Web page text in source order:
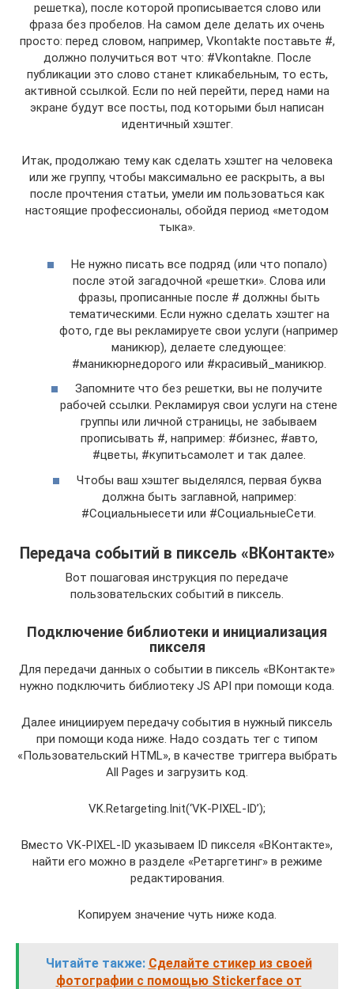
решетка), после которой прописывается слово или
фраза без пробелов. На самом деле делать их очень
просто: перед словом, например, Vkontakte поставьте #,
должно получиться вот что: #Vkontakne. После
публикации это слово станет кликабельным, то есть,
активной ссылкой. Если по ней перейти, перед нами на
экране будут все посты, под которыми был написан
идентичный хэштег.
Итак, продолжаю тему как сделать хэштег на человека
или же группу, чтобы максимально ее раскрыть, а вы
после прочтения статьи, умели им пользоваться как
настоящие профессионалы, обойдя период «методом
тыка».
Не нужно писать все подряд (или что попало)
после этой загадочной «решетки». Слова или
фразы, прописанные после # должны быть
тематическими. Если нужно сделать хэштег на
фото, где вы рекламируете свои услуги (например
маникюр), делаете следующее:
#маникюрнедорого или #красивый_маникюр.
Запомните что без решетки, вы не получите
рабочей ссылки. Рекламируя свои услуги на стене
группы или личной страницы, не забываем
прописывать #, например: #бизнес, #авто,
#цветы, #купитьсамолет и так далее.
Чтобы ваш хэштег выделялся, первая буква
должна быть заглавной, например:
#Социальныесети или #СоциальныеСети.
Передача событий в пиксель «ВКонтакте»
Вот пошаговая инструкция по передаче
пользовательских событий в пиксель.
Подключение библиотеки и инициализация
пикселя
Для передачи данных о событии в пиксель «ВКонтакте»
нужно подключить библиотеку JS API при помощи кода.
Далее инициируем передачу события в нужный пиксель
при помощи кода ниже. Надо создать тег с типом
«Пользовательский HTML», в качестве триггера выбрать
All Pages и загрузить код.
VK.Retargeting.Init(‘VK-PIXEL-ID’);
Вместо VK-PIXEL-ID указываем ID пикселя «ВКонтакте»,
найти его можно в разделе «Ретаргетинг» в режиме
редактирования.
Копируем значение чуть ниже кода.
Читайте также: Сделайте стикер из своей
фотографии с помощью Stickerface от